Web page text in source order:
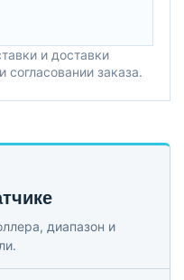
и доставки
заказа.
диапазон и